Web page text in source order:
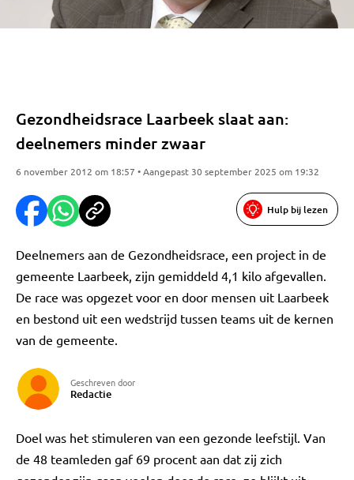
Gezondheidsrace Laarbeek slaat aan:
deelnemers minder zwaar
6 november 2012 om 18:57 • Aangepast 30 september 2025 om 19:32
Hulp bij lezen
Deelnemers aan de Gezondheidsrace, een project in de
gemeente Laarbeek, zijn gemiddeld 4,1 kilo afgevallen.
De race was opgezet voor en door mensen uit Laarbeek
en bestond uit een wedstrijd tussen teams uit de kernen
van de gemeente.
Geschreven door
Redactie
Doel was het stimuleren van een gezonde leefstijl. Van
de 48 teamleden gaf 69 procent aan dat zij zich